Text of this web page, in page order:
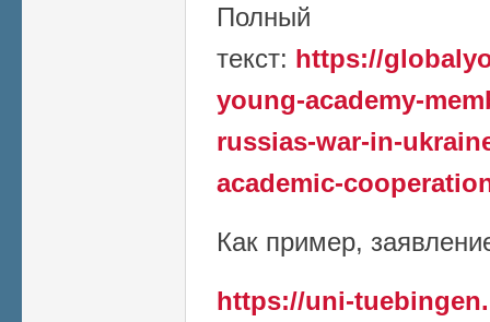
Полный
текст: https://
young-academy-
russias-war-in-
academic-
Как пример,
https://uni-